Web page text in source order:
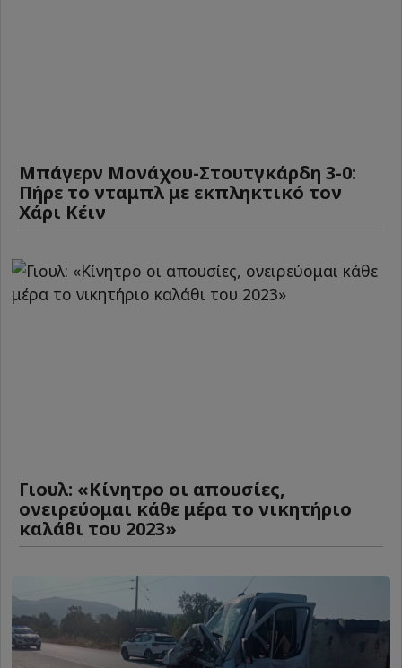
Μπάγερν Μονάχου-Στουτγκάρδη 3-0:
Πήρε το νταμπλ με εκπληκτικό τον
Χάρι Κέιν
Γιουλ: «Κίνητρο οι απουσίες,
ονειρεύομαι κάθε μέρα το νικητήριο
καλάθι του 2023»